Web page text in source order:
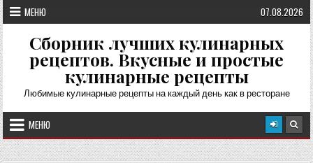
Перейти
к
содержимому
МЕНЮ 07.08.2026
Сборник лучших кулинарных
рецептов. Вкусные и простые
кулинарные рецепты
Любимые кулинарные рецепты на каждый день как в ресторане
МЕНЮ